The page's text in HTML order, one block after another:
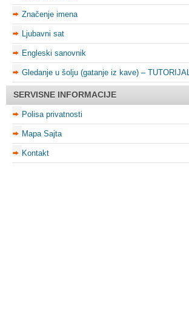
Značenje imena
Ljubavni sat
Engleski sanovnik
Gledanje u šolju (gatanje iz kave) – TUTORIJAL
SERVISNE INFORMACIJE
Polisa privatnosti
Mapa Sajta
Kontakt